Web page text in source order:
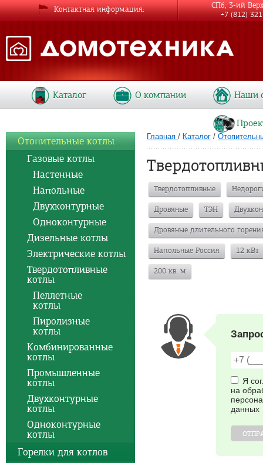
Главная / Каталог /
Твердотопливные
Дровяные ТЭН
Дровяные длительного
Напольные Россия 12 кВт
200 кв. м
Я
на
данных
Отопительные котлы
Газовые котлы
Настенные
Напольные
Двухконтурные
Одноконтурные
Дизельные котлы
Электрические котлы
Твердотопливные
котлы
Пеллетные
котлы
Пиролизные
котлы
Комбинированные
котлы
Промышленные
котлы
Двухконтурные
котлы
Одноконтурные
котлы
Горелки для котлов
Каталог О компании Наши
Контактная информация
СПб, 3-ий
+7 (812)